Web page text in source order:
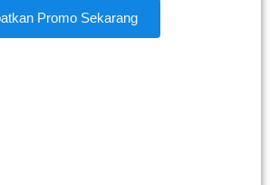
Promo Sekarang